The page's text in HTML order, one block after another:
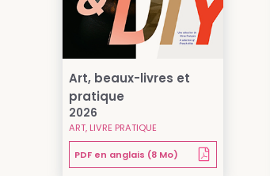
Art, beaux-livres et
pratique
2026
ART, LIVRE PRATIQUE
PDF en anglais (8 Mo)